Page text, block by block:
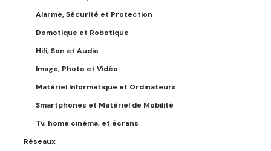
Alarme, Sécurité et Protection
Domotique et Robotique
Hifi, Son et Audio
Image, Photo et Vidéo
Matériel Informatique et Ordinateurs
Smartphones et Matériel de Mobilité
Tv, home cinéma, et écrans
Réseaux